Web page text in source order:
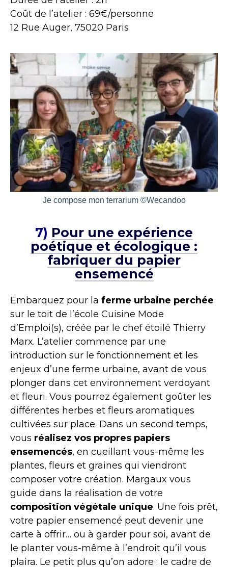
Coût de l’atelier : 69€/personne
12 Rue Auger, 75020 Paris
Je compose mon terrarium ©Wecandoo
7) Pour une expérience
poétique et écologique :
fabriquer du papier
ensemencé
Embarquez pour la ferme urbaine perchée
sur le toit de l’école Cuisine Mode
d’Emploi(s), créée par le chef étoilé Thierry
Marx. L’atelier commence par une
introduction sur le fonctionnement et les
enjeux d’une ferme urbaine, avant de vous
plonger dans cet environnement verdoyant
et fleuri. Vous pourrez également goûter les
différentes herbes et fleurs aromatiques
cultivées sur place. Dans un second temps,
vous réalisez vos propres papiers
ensemencés, en cueillant vous-même les
plantes, fleurs et graines qui viendront
composer votre création. Margaux vous
guide dans la réalisation de votre
composition végétale unique. Une fois prêt,
votre papier ensemencé peut devenir une
carte à offrir… ou à garder pour soi, avant de
le planter vous-même à l’endroit qu’il vous
plaira. Le petit plus qu’on adore : le cadre de